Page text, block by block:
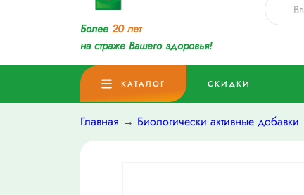
Более 20 лет
на страже Вашего здоровья!
КАТАЛОГ СКИДКИ
Главная → Биологически активные добавки